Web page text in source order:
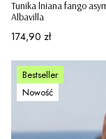
Tunika lniana fango
Albavilla
Cena
174,90 zł
Bestseller
Nowość